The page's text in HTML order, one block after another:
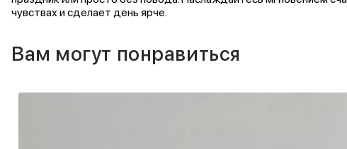
чувствах и сделает день ярче.
Вам могут понравиться